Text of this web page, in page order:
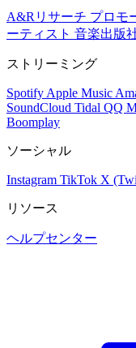
A&Rリサーチ プロモ
ーティスト 音楽出版
ストリーミング
Spotify Apple Music
SoundCloud Tidal QQ
Boomplay
ソーシャル
Instagram TikTok X
リソース
ヘルプセンター